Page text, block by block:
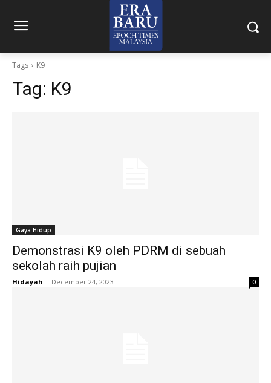
Tags K9
Tag: K9
Gaya Hidup
Demonstrasi K9 oleh PDRM di sebuah
sekolah raih pujian
Hidayah - December 24, 2023 0